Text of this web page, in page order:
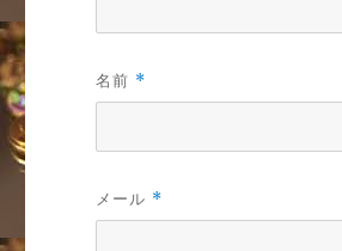
名前 *
メール *